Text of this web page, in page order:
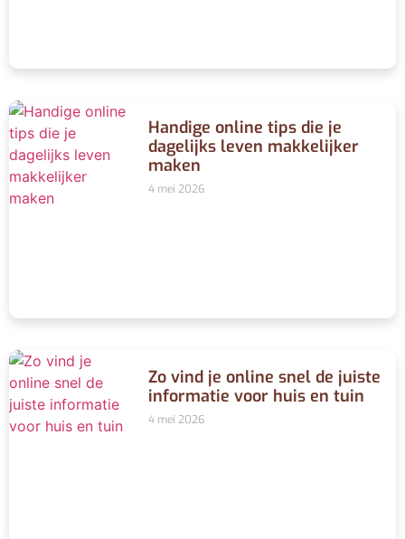
Handige online tips die je
dagelijks leven makkelijker
maken
4 mei 2026
Zo vind je online snel de juiste
informatie voor huis en tuin
4 mei 2026